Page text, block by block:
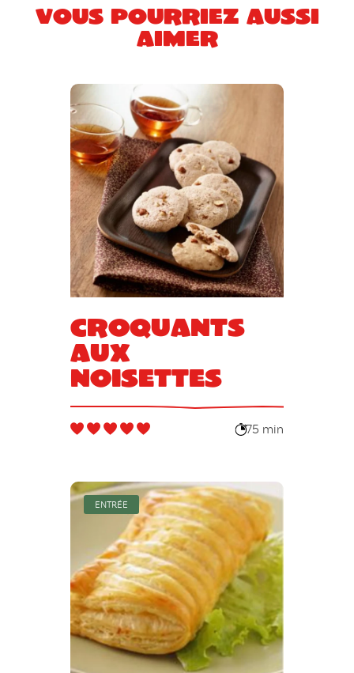
Vous pourriez aussi
aimer
Croquants
aux
noisettes
75 min
ENTRÉE